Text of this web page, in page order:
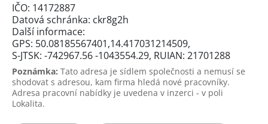
IČO: 14172887
Datová schránka: ckr8g2h
Další informace:
GPS: 50.08185567401,14.417031214509,
S-JTSK: -742967.56 -1043554.29, RUIAN: 21701288
Poznámka: Tato adresa je sídlem společnosti a nemusí se
shodovat s adresou, kam firma hledá nové pracovníky.
Adresa pracovní nabídky je uvedena v inzerci - v poli
Lokalita.